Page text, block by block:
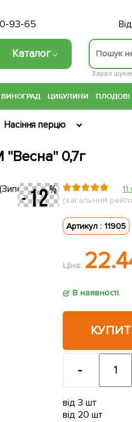
93-65
Каталог
Зараз
ВИНОГРАД ЦИБУЛИНИ ПЛОДОВІ
Насіння перцю
"Весна" 0,7г
11
(загальний
Артикул : 11905
Ціна:
В наявності.
-
від 3 шт
від 20 шт